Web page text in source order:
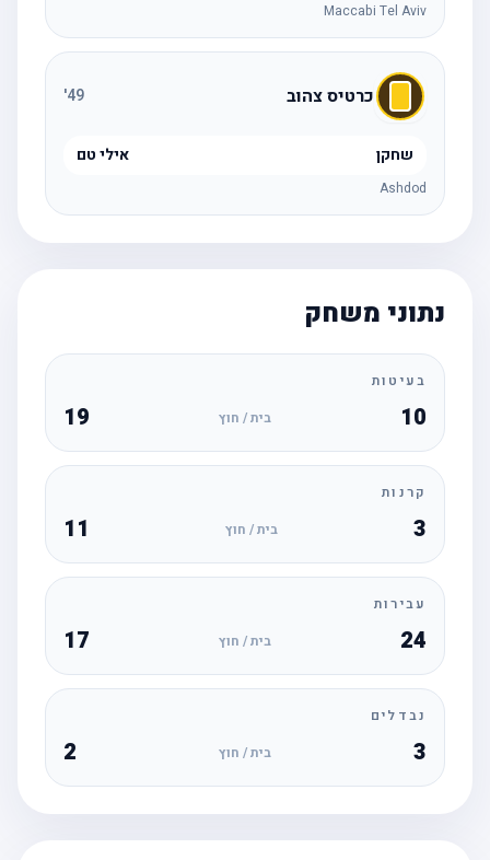
Maccabi Tel Aviv
כרטיס צהוב 49
'
שחקן אילי טם
Ashdod
נתוני משחק
בעיטות
10 בית / חוץ 19
קרנות
בית / חוץ 11
עבירות
24 בית / חוץ 17
נבדלים
בית / חוץ